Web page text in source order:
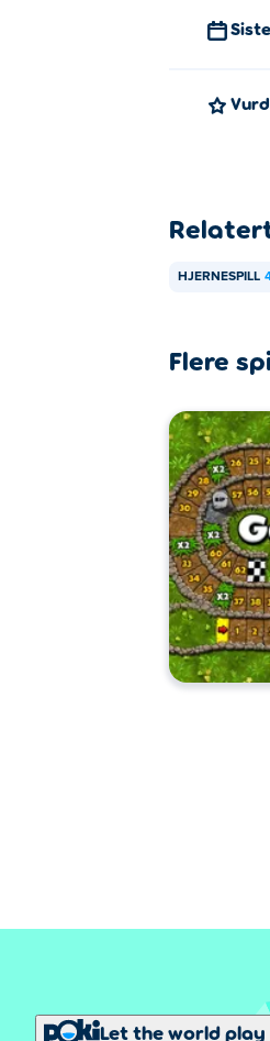
HJERNESPILL
Flere
Let the world play